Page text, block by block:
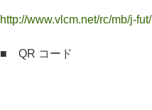
http://www.vlcm.net/rc/mb/j-fut/
■ QR コード